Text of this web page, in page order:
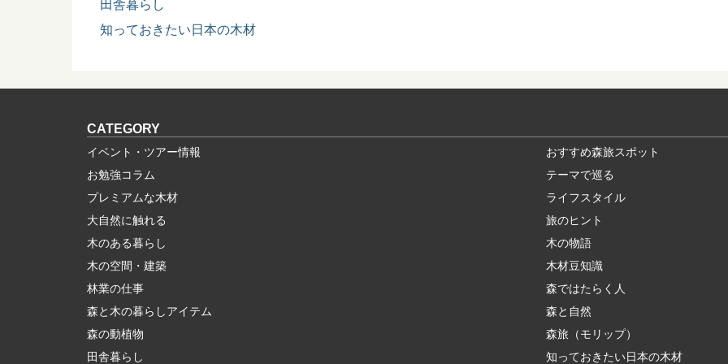
林」。 木曽路の...
田舎暮らし
知っておきたい日本の木材
CATEGORY
イベント・ツアー情報
おすすめ森旅スポット
お勉強コラム
テーマで巡る
プレミアムな木材
ライフスタイル
大自然に触れる
旅のヒント
木のある暮らし
木の物語
木の空間・建築
木材豆知識
林業の仕事
森ではたらく人
森と木の暮らしアイテム
森と自然
森の動植物
森旅（モリップ）
田舎暮らし
知っておきたい日本の木材